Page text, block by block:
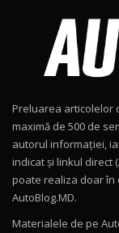
11
Preluarea articolelor
maximă de 500 de
autorul informației,
indicat și linkul direct
poate realiza doar în
AutoBlog.MD.
Materialele de pe